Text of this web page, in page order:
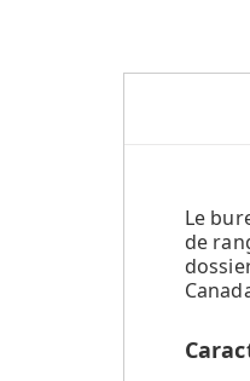
Le
de